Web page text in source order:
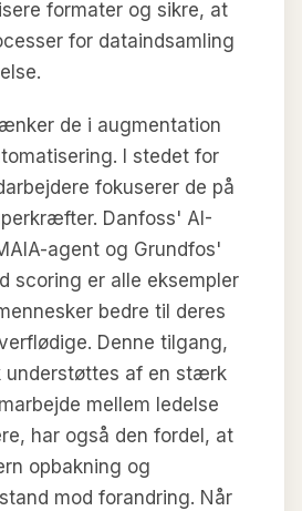
formater og sikre, at
for dataindsamling
de i augmentation
I stedet for
fokuserer de på
Danfoss' AI-
agent og Grundfos'
scoring er alle eksempler
bedre til deres
Denne tilgang,
understøttes af en stærk
mellem ledelse
har også den fordel, at
opbakning og
mod forandring. Når